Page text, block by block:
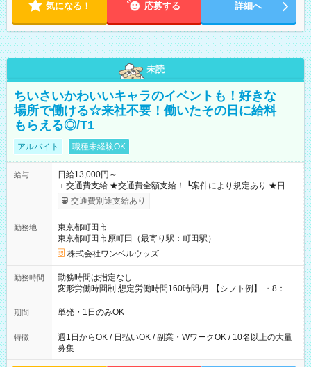
気になる！ 応募する 詳細へ
未読
ちいさいかわいいキャラのイベントも！好きな
場所で働ける☆来社不要！働いたその日に給料
もらえる◎/T1
アルバイト 職種未経験OK
給与
日給13,000円～
＋交通費支給 ★交通費全額支給！ ┗案件により規定あり ★日払
いOK！（規定あり） ┗働いたその日に現金GET♪ お仕事後はコ
ンビニATMから 日払い分を引き落とせます！ 【試用期間】試
交通費別途支給あり
勤務地
東京都町田市
東京都町田市原町田（最寄り駅：町田駅）
株式会社ワンベルウッズ
勤務時間
勤務時間は指定なし
変形労働時間制 想定労働時間160時間/月 【シフト例】 ・8：00
～21：00
期間 単発・1日のみOK
特徴
週1日からOK / 日払いOK / 副業・WワークOK / 10名以上の大量
募集